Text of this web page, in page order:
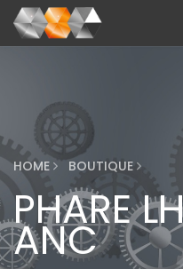
HOME BOUTIQUE
PHARE
ANC